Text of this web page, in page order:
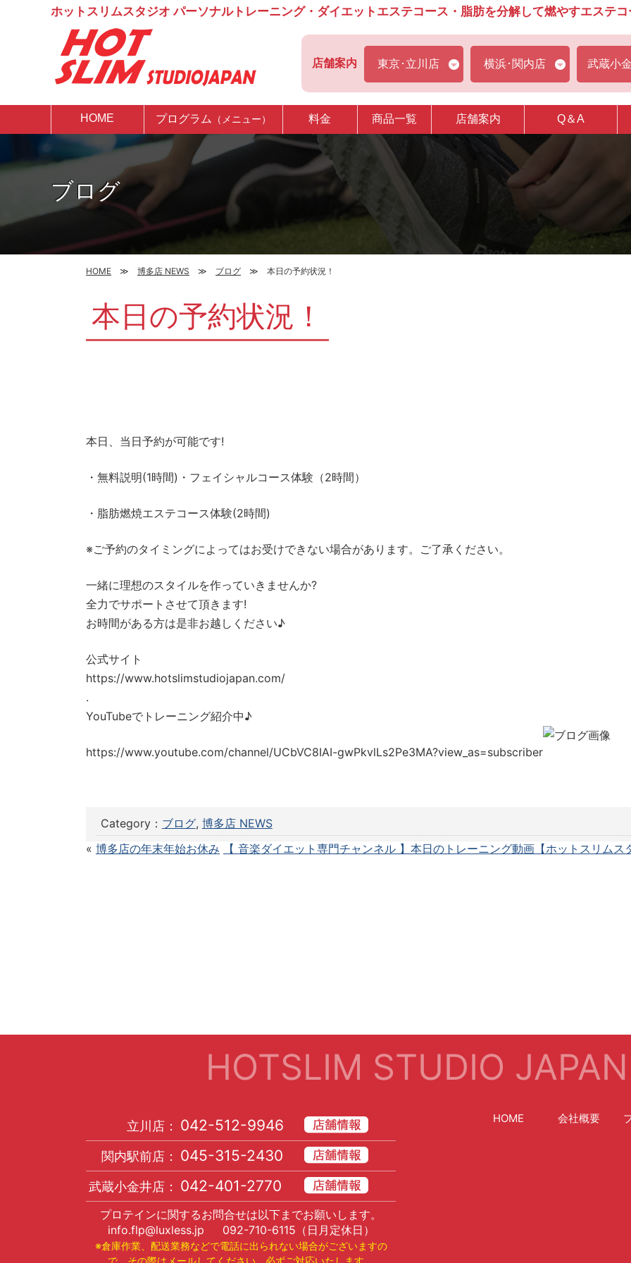
ホットスリムスタジオ パーソナルトレーニング・ダイエットエステコース・脂肪を分解して燃やすエステ
店舗案内 東京･立川店 横浜･関内店 武蔵小
HOME プログラム （メニュー） 料金 商品一覧 店舗案内 Q＆A
ブログ
HOME 博多店 NEWS ブログ 本日の予約状況！
本日の予約状況！
本日、当日予約が可能です!
・無料説明(1時間)・フェイシャルコース体験（2時間）
・脂肪燃焼エステコース体験(2時間)
※ご予約のタイミングによってはお受けできない場合があります。ご了承ください。
一緒に理想のスタイルを作っていきませんか?
全力でサポートさせて頂きます!
お時間がある方は是非お越しください♪
公式サイト
https://www.hotslimstudiojapan.com/
.
YouTubeでトレーニング紹介中♪
https://www.youtube.com/channel/UCbVC8IAI-gwPkvlLs2Pe3MA?view_as=subscriber
Category： ブログ, 博多店 NEWS
« 博多店の年末年始お休み 【 音楽ダイエット専門チャンネル 】本日のトレーニング動画【ホットスリムス
HOTSLIM STUDIO JAPAN
立川店： 042-512-9946
関内駅前店： 045-315-2430
武蔵小金井店： 042-401-2770
プロテインに関するお問合せは以下までお願いします。
info.flp@luxless.jp
092-710-6115 （日月定休日）
※倉庫作業、配送業務などで電話に出られない場合がございますの
で、その際はメールしてください。必ずご対応いたします。
HOME 会社概要